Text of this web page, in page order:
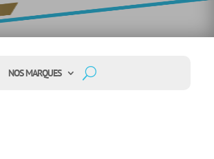
NOS MARQUES